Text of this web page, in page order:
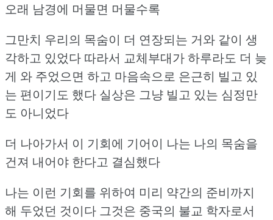
오래 남경에 머물면 머물수록
그만치 우리의 목숨이 더 연장되는 거와 같이 생
각하고 있었다 따라서 교체부대가 하루라도 더 늦
게 와 주었으면 하고 마음속으로 은근히 빌고 있
는 편이기도 했다 실상은 그냥 빌고 있는 심정만
도 아니었다
더 나아가서 이 기회에 기어이 나는 나의 목숨을
건져 내어야 한다고 결심했다
나는 이런 기회를 위하여 미리 약간의 준비까지
해 두었던 것이다 그것은 중국의 불교 학자로서